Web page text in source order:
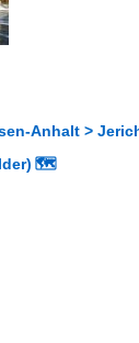
Anhalt >
🗺